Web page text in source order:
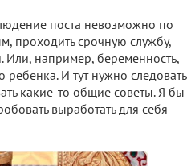
поста невозможно по
проходить срочную службу,
Или, например, беременность,
ребенка. И тут нужно следовать
какие-то общие советы. Я бы
выработать для себя